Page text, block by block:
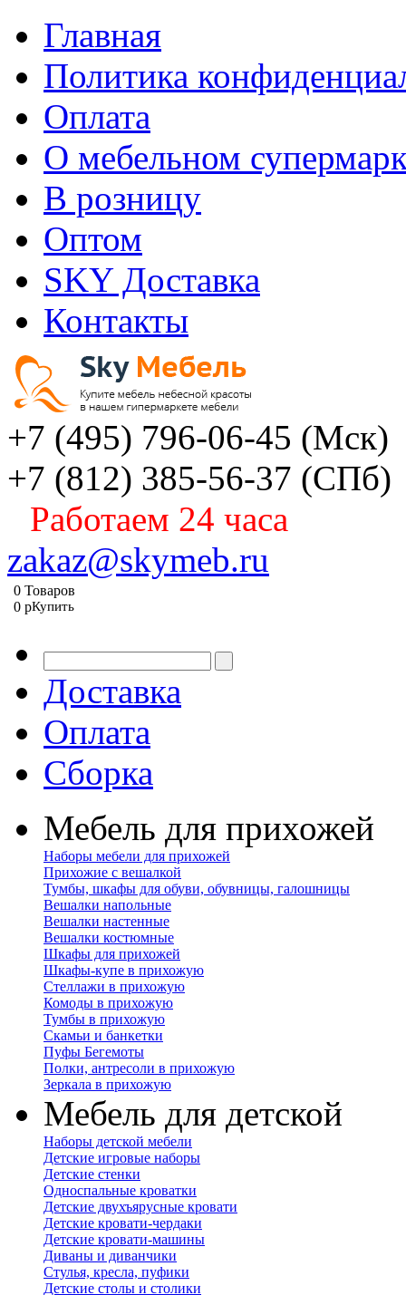
Главная
Политика
Оплата
О мебельном
В розницу
Оптом
SKY Доставка
Контакты
+7 (495) 796-06-45 (Мск)
+7 (812) 385-56-37 (СПб)
Работаем 24 часа
zakaz@skymeb.ru
0 Товаров
0 pКупить
Доставка
Оплата
Сборка
Мебель для прихожей
Наборы мебели для прихожей
Прихожие с вешалкой
Тумбы, шкафы для обуви, обувницы, галошницы
Вешалки напольные
Вешалки настенные
Вешалки костюмные
Шкафы для прихожей
Шкафы-купе в прихожую
Стеллажи в прихожую
Комоды в прихожую
Тумбы в прихожую
Скамьи и банкетки
Пуфы Бегемоты
Полки, антресоли в прихожую
Зеркала в прихожую
Мебель для детской
Наборы детской мебели
Детские игровые наборы
Детские стенки
Односпальные кроватки
Детские двухъярусные кровати
Детские кровати-чердаки
Детские кровати-машины
Диваны и диванчики
Стулья, кресла, пуфики
Детские столы и столики